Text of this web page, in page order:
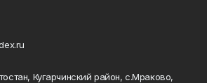
Кугарчинский район, с.Мраково,